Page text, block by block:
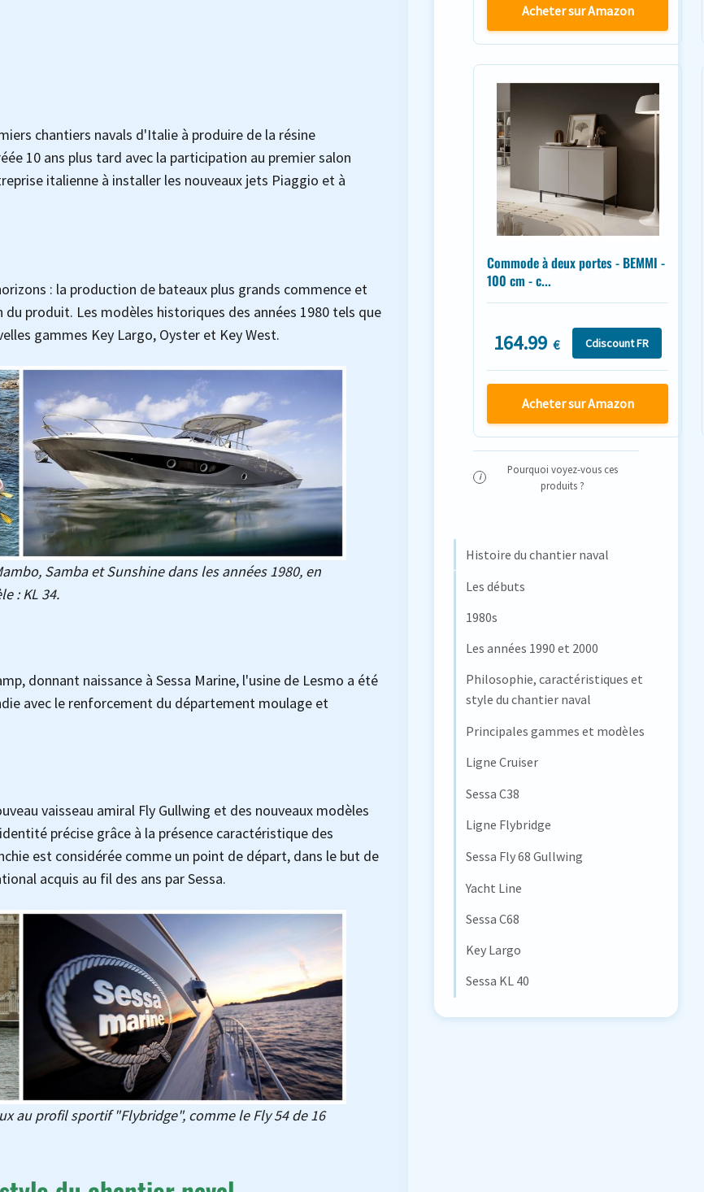
chantiers navals d'Italie à produire de la résine
10 ans plus tard avec la participation au premier salon
italienne à installer les nouveaux jets Piaggio et à
: la production de bateaux plus grands commence et
produit. Les modèles historiques des années 1980 tels que
gammes Key Largo, Oyster et Key West.
Samba et Sunshine dans les années 1980, en
: KL 34.
donnant naissance à Sessa Marine, l'usine de Lesmo a été
avec le renforcement du département moulage et
vaisseau amiral Fly Gullwing et des nouveaux modèles
précise grâce à la présence caractéristique des
est considérée comme un point de départ, dans le but de
acquis au fil des ans par Sessa.
au profil sportif "Flybridge", comme le Fly 54 de 16
Acheter sur Amazon
Commode à deux portes - BEMMI -
100 cm - c...
164.99 € Cdiscount FR
Acheter sur Amazon
i
Pourquoi voyez-vous ces
produits ?
Histoire du chantier naval
Les débuts
1980s
Les années 1990 et 2000
Philosophie, caractéristiques et
style du chantier naval
Principales gammes et modèles
Ligne Cruiser
Sessa C38
Ligne Flybridge
Sessa Fly 68 Gullwing
Yacht Line
Sessa C68
Key Largo
Sessa KL 40